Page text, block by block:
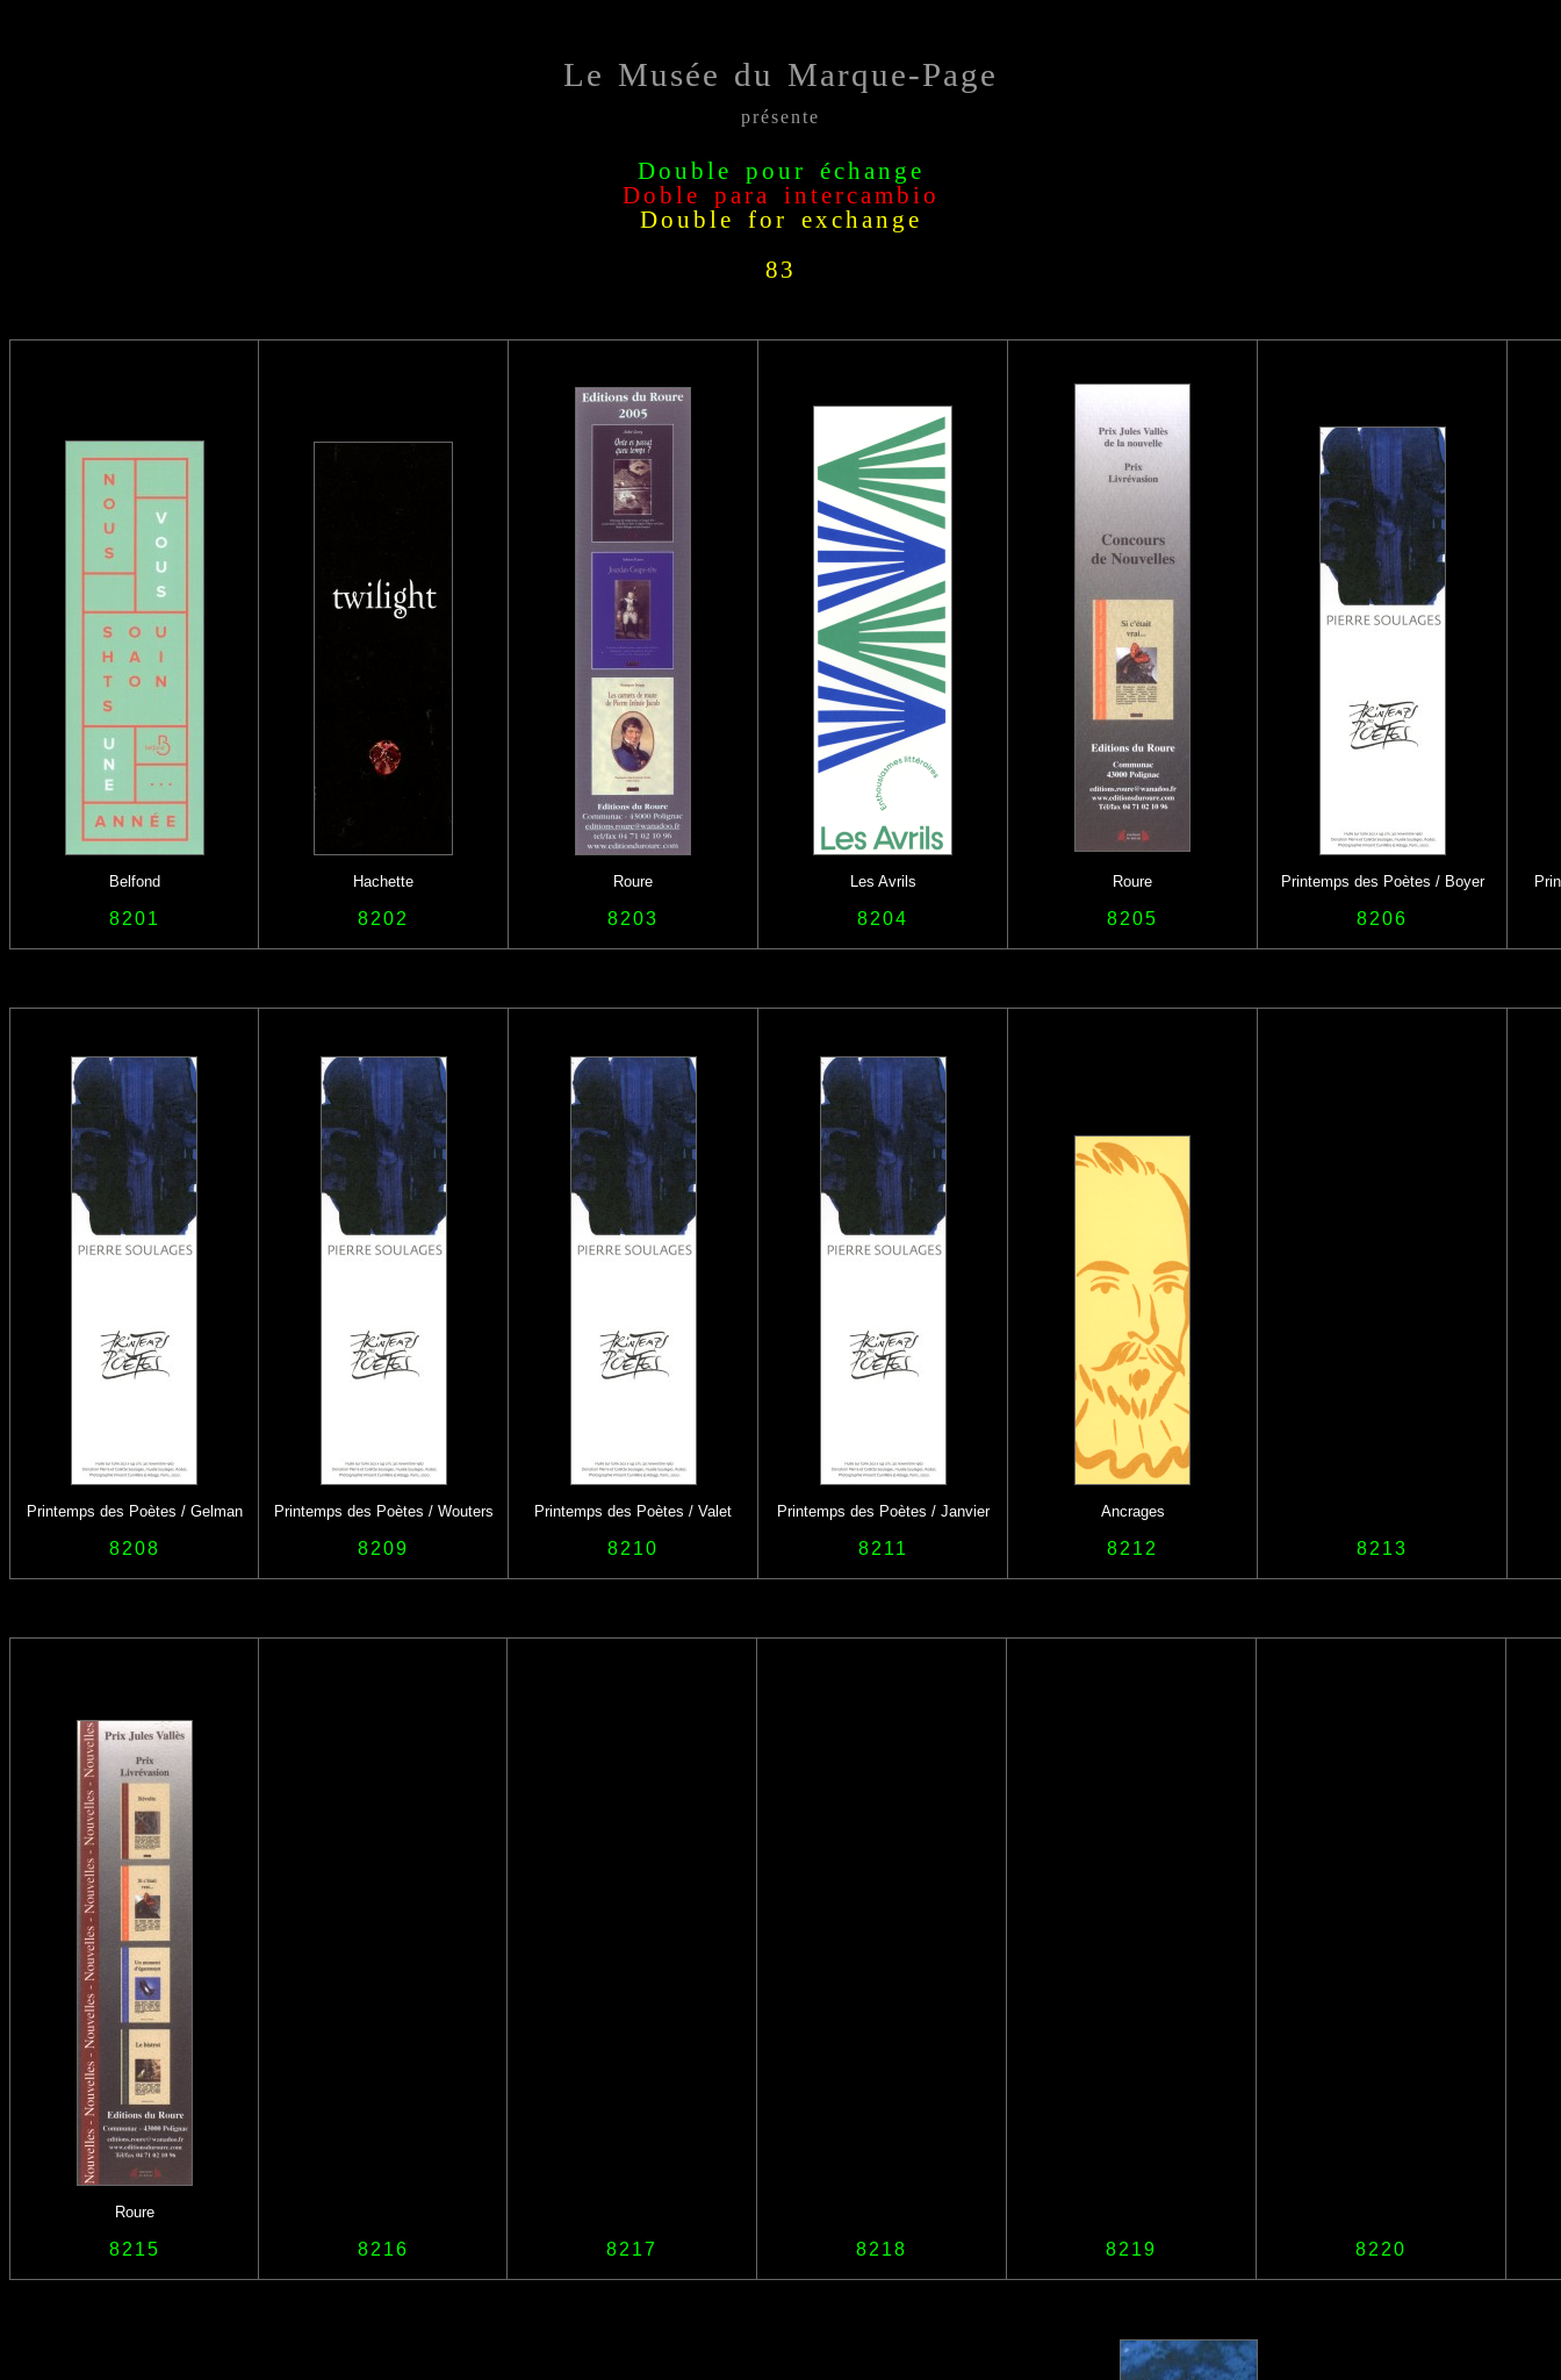
Le Musée du Marque-Page
présente
Double pour échange
Doble para intercambio
Double for exchange
83
Belfond Hachette Roure Les Avrils Roure Printemps des Poètes / Boyer
8201 8202 8203 8204 8205 8206
Printemps des Poètes / Gelman Printemps des Poètes / Wouters Printemps des Poètes / Valet Printemps des Poètes / Janvier Ancrages
8208 8209 8210 8211 8212 8213
Roure
8215 8216 8217 8218 8219 8220